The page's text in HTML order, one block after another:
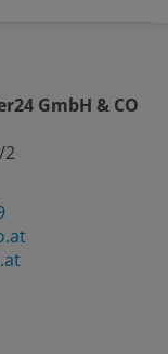
GmbH & CO
2